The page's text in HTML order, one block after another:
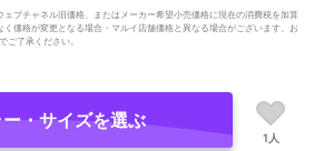
ブチャネル旧価格、またはメーカー希望小売価格に現在の消費税を加算
価格が変更となる場合・マルイ店舗価格と異なる場合がございます。お
ご了承ください。
All Rights Reserved. MARUI Co., Ltd
・サイズを選ぶ
1人